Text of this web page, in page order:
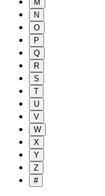
M
N
O
P
Q
R
S
T
U
V
W
X
Y
Z
#